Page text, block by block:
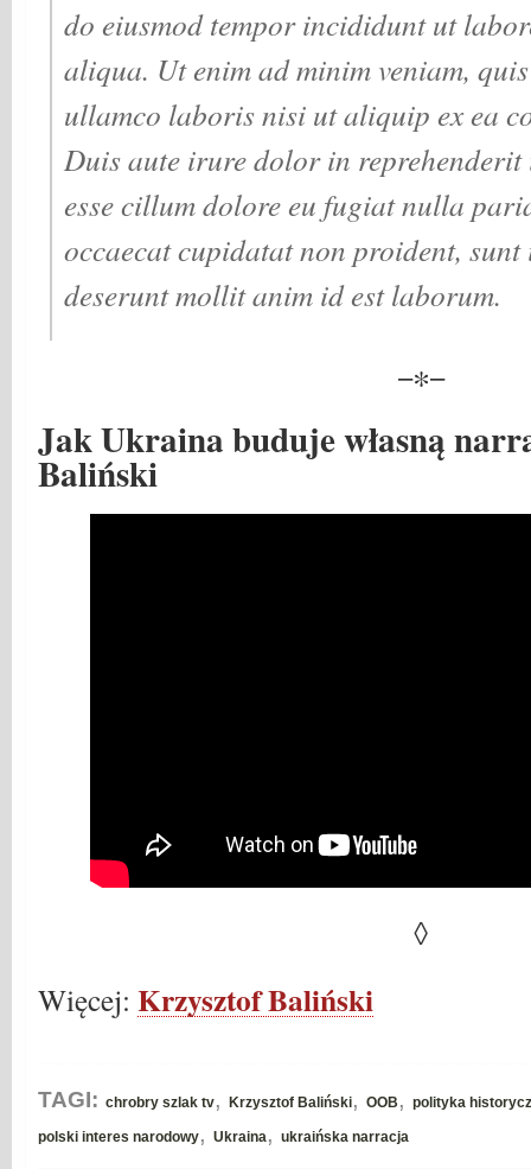
do eiusmod tempor incididunt ut
aliqua. Ut enim ad minim veniam,
ullamco laboris nisi ut aliquip ex ea
Duis aute irure dolor in
esse cillum dolore eu fugiat nulla
occaecat cupidatat non proident,
deserunt mollit anim id est laborum.
−∗−
Jak Ukraina buduje własną
Baliński
◊
Więcej: Krzysztof Baliński
TAGI: chrobry szlak tv, Krzysztof Baliński, OOB , polityka
polski interes narodowy, Ukraina, ukraińska narracja